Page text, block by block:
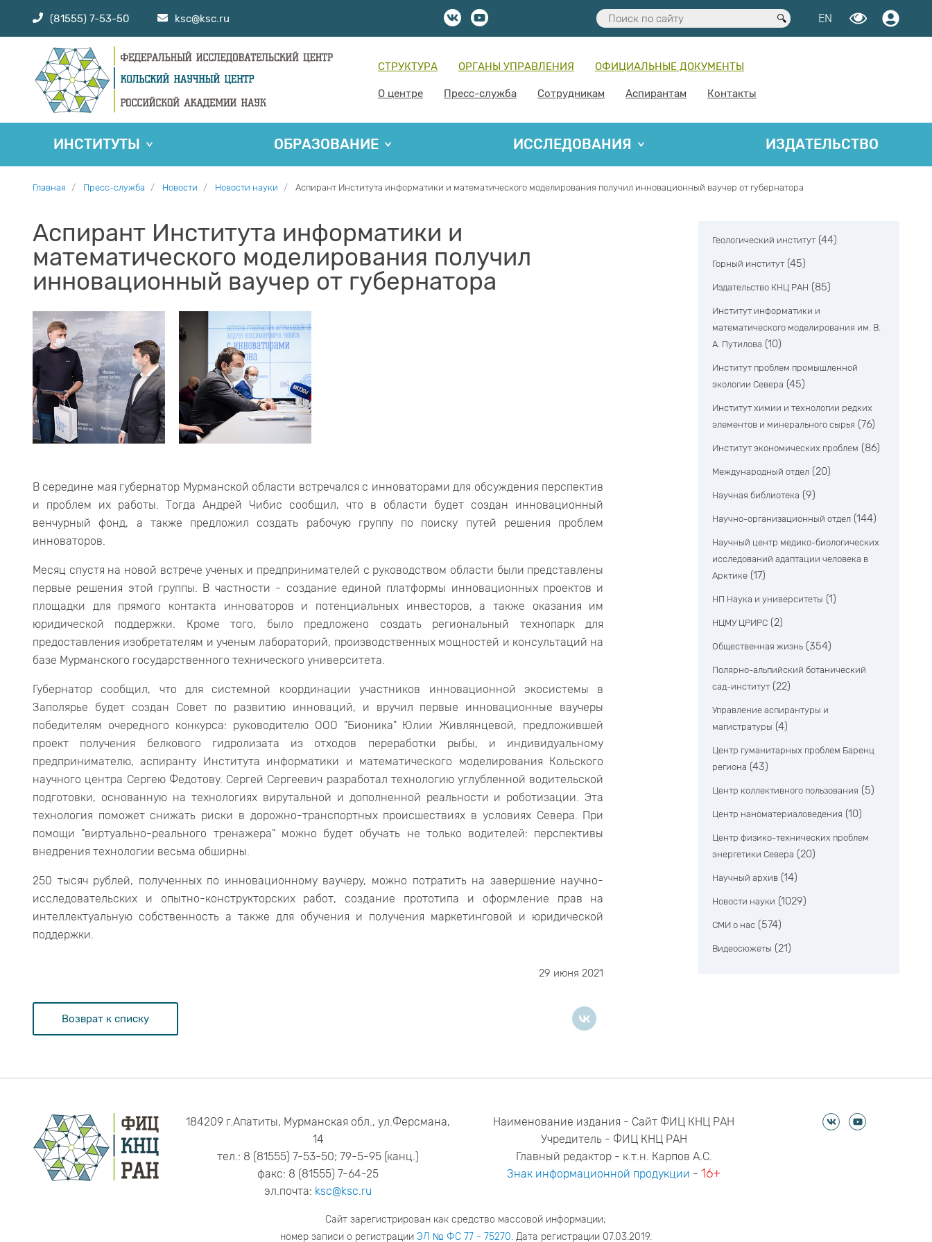
(81555) 7-53-50 ksc@ksc.ru EN
СТРУКТУРА ОРГАНЫ УПРАВЛЕНИЯ ОФИЦИАЛЬНЫЕ ДОКУМЕНТЫ
О центре Пресс-служба Сотрудникам Аспирантам Контакты
ИНСТИТУТЫ ОБРАЗОВАНИЕ ИССЛЕДОВАНИЯ ИЗДАТЕЛЬСТВО
Главная Пресс-служба Новости Новости науки Аспирант Института информатики и математического моделирования получил инновационный ваучер от губернатора
Аспирант Института информатики и
математического моделирования получил
инновационный ваучер от губернатора
В середине мая губернатор Мурманской области встречался с инноваторами для обсуждения перспектив
и проблем их работы. Тогда Андрей Чибис сообщил, что в области будет создан инновационный
венчурный фонд, а также предложил создать рабочую группу по поиску путей решения проблем
инноваторов.
Месяц спустя на новой встрече ученых и предпринимателей с руководством области были представлены
первые решения этой группы. В частности - создание единой платформы инновационных проектов и
площадки для прямого контакта инноваторов и потенциальных инвесторов, а также оказания им
юридической поддержки. Кроме того, было предложено создать региональный технопарк для
предоставления изобретателям и ученым лабораторий, производственных мощностей и консультаций на
базе Мурманского государственного технического университета.
Губернатор сообщил, что для системной координации участников инновационной экосистемы в
Заполярье будет создан Совет по развитию инноваций, и вручил первые инновационные ваучеры
победителям очередного конкурса: руководителю ООО "Бионика" Юлии Живлянцевой, предложившей
проект получения белкового гидролизата из отходов переработки рыбы, и индивидуальному
предпринимателю, аспиранту Института информатики и математического моделирования Кольского
научного центра Сергею Федотову. Сергей Сергеевич разработал технологию углубленной водительской
подготовки, основанную на технологиях вирутальной и дополненной реальности и роботизации. Эта
технология поможет снижать риски в дорожно-транспортных происшествиях в условиях Севера. При
помощи "виртуально-реального тренажера" можно будет обучать не только водителей: перспективы
внедрения технологии весьма обширны.
250 тысяч рублей, полученных по инновационному ваучеру, можно потратить на завершение научно-
исследовательских и опытно-конструкторских работ, создание прототипа и оформление прав на
интеллектуальную собственность а также для обучения и получения маркетинговой и юридической
поддержки.
29 июня 2021
Возврат к списку
Геологический институт (44)
Горный институт (45)
Издательство КНЦ РАН (85)
Институт информатики и
математического моделирования им. В.
А. Путилова (10)
Институт проблем промышленной
экологии Севера (45)
Институт химии и технологии редких
элементов и минерального сырья (76)
Институт экономических проблем (86)
Международный отдел (20)
Научная библиотека (9)
Научно-организационный отдел (144)
Научный центр медико-биологических
исследований адаптации человека в
Арктике (17)
НП Наука и университеты (1)
НЦМУ ЦРИРС (2)
Общественная жизнь (354)
Полярно-альпийский ботанический
сад-институт (22)
Управление аспирантуры и
магистратуры (4)
Центр гуманитарных проблем Баренц
региона (43)
Центр коллективного пользования (5)
Центр наноматериаловедения (10)
Центр физико-технических проблем
энергетики Севера (20)
Научный архив (14)
Новости науки (1029)
СМИ о нас (574)
Видеосюжеты (21)
184209 г.Апатиты, Мурманская обл., ул.Ферсмана,
14
тел.: 8 (81555) 7-53-50; 79-5-95 (канц.)
факс: 8 (81555) 7-64-25
эл.почта: ksc@ksc.ru
Наименование издания - Сайт ФИЦ КНЦ РАН
Учредитель - ФИЦ КНЦ РАН
Главный редактор - к.т.н. Карпов А.С.
Знак информационной продукции -16+
Сайт зарегистрирован как средство массовой информации;
номер записи о регистрации ЭЛ № ФС 77 - 75270. Дата регистрации 07.03.2019.